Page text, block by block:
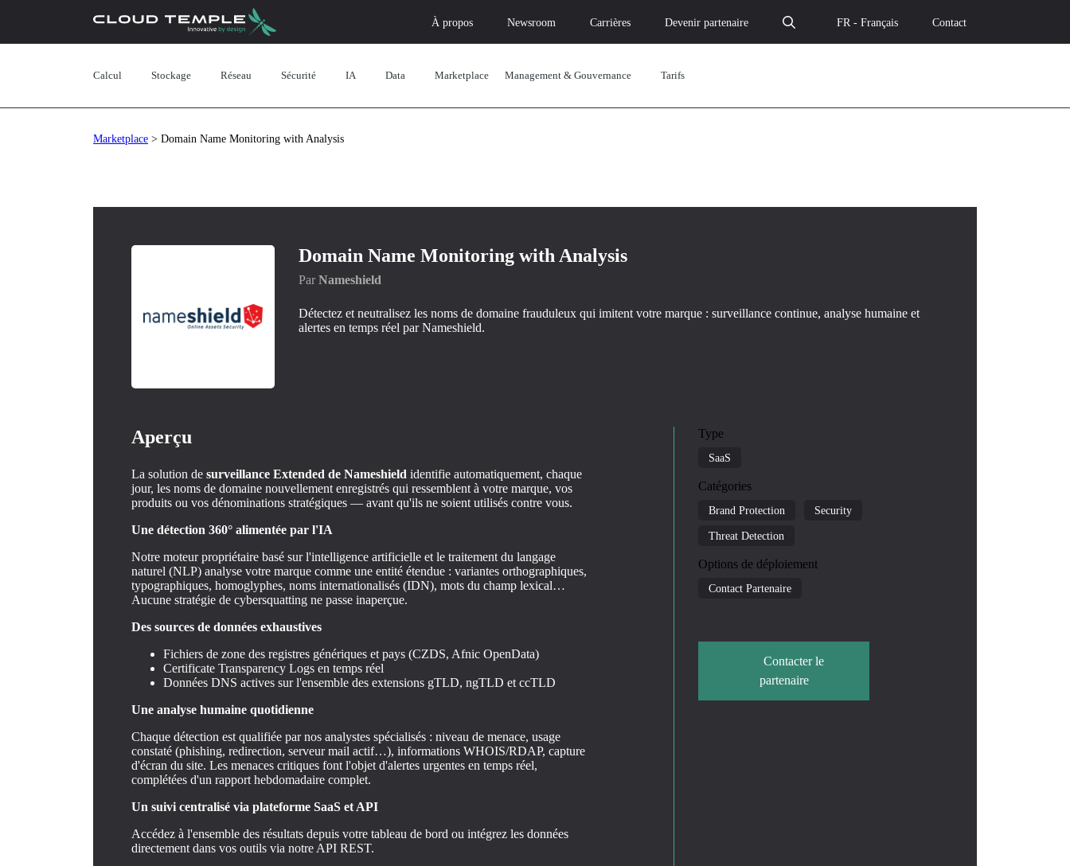
À propos Newsroom Carrières Devenir partenaire FR - Français Contact
Calcul Stockage Réseau Sécurité IA Data Marketplace Management & Gouvernance Tarifs
Marketplace > Domain Name Monitoring with Analysis
Domain Name Monitoring with Analysis
Par Nameshield
Détectez et neutralisez les noms de domaine frauduleux qui imitent votre marque : surveillance continue, analyse humaine et
alertes en temps réel par Nameshield.
Aperçu
La solution de surveillance Extended de Nameshield identifie automatiquement, chaque
jour, les noms de domaine nouvellement enregistrés qui ressemblent à votre marque, vos
produits ou vos dénominations stratégiques — avant qu'ils ne soient utilisés contre vous.
Une détection 360° alimentée par l'IA
Notre moteur propriétaire basé sur l'intelligence artificielle et le traitement du langage
naturel (NLP) analyse votre marque comme une entité étendue : variantes orthographiques,
typographiques, homoglyphes, noms internationalisés (IDN), mots du champ lexical…
Aucune stratégie de cybersquatting ne passe inaperçue.
Des sources de données exhaustives
Fichiers de zone des registres génériques et pays (CZDS, Afnic OpenData)
Certificate Transparency Logs en temps réel
Données DNS actives sur l'ensemble des extensions gTLD, ngTLD et ccTLD
Une analyse humaine quotidienne
Chaque détection est qualifiée par nos analystes spécialisés : niveau de menace, usage
constaté (phishing, redirection, serveur mail actif…), informations WHOIS/RDAP, capture
d'écran du site. Les menaces critiques font l'objet d'alertes urgentes en temps réel,
complétées d'un rapport hebdomadaire complet.
Un suivi centralisé via plateforme SaaS et API
Accédez à l'ensemble des résultats depuis votre tableau de bord ou intégrez les données
directement dans vos outils via notre API REST.
Type
SaaS
Catégories
Brand Protection
Security
Threat Detection
Options de déploiement
Contact Partenaire
partenaire